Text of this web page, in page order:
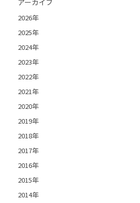
2026年
2025年
2024年
2023年
2022年
2021年
2020年
2019年
2018年
2017年
2016年
2015年
2014年